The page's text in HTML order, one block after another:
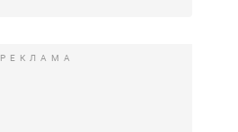
РЕКЛАМА